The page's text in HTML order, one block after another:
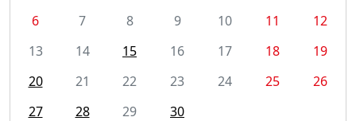
6
7 8 9 10 11
12
13
14 15 16 17 18
19
20
21 22 23 24 25
26
27
28 29 30